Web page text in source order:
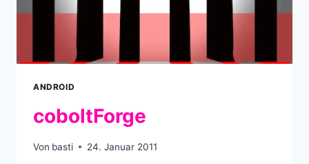
ANDROID
coboltForge
Von basti 24. Januar 2011